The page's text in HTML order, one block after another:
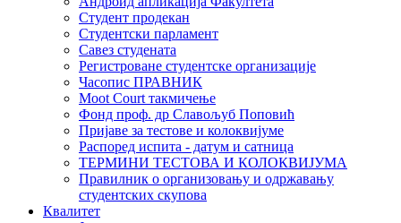
Студент продекан
Студентски парламент
Савез студената
Регистроване студентске организације
Часопис ПРАВНИК
Moot Court такмичење
Фонд проф. др Славољуб Поповић
Пријаве за тестове и колоквијуме
Распоред испита - датум и сатница
ТЕРМИНИ ТЕСТОВА И КОЛОКВИЈУМА
Правилник о организовању и одржавању
студентских скупова
Квалитет